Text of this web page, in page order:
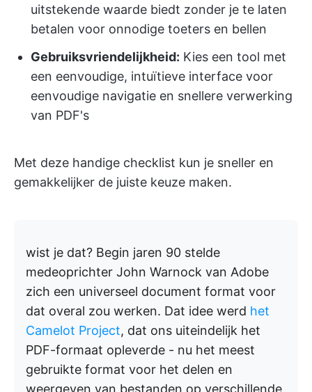
uitstekende waarde biedt zonder je te laten
betalen voor onnodige toeters en bellen
Gebruiksvriendelijkheid: Kies een tool met
een eenvoudige, intuïtieve interface voor
eenvoudige navigatie en snellere verwerking
van PDF's
Met deze handige checklist kun je sneller en
gemakkelijker de juiste keuze maken.
wist je dat? Begin jaren 90 stelde
medeoprichter John Warnock van Adobe
zich een universeel document format voor
dat overal zou werken. Dat idee werd het
Camelot Project, dat ons uiteindelijk het
PDF-formaat opleverde - nu het meest
gebruikte format voor het delen en
weergeven van bestanden op verschillende